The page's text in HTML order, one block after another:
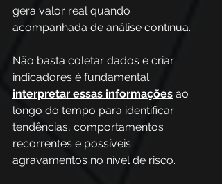
gera valor real quando
acompanhada de análise contínua.
Não basta coletar dados e criar
indicadores é fundamental
interpretar essas informações ao
longo do tempo para identificar
tendências, comportamentos
recorrentes e possíveis
agravamentos no nível de risco.